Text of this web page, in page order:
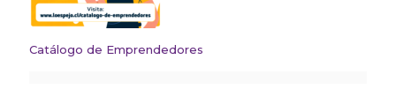
Catálogo de Emprendedores